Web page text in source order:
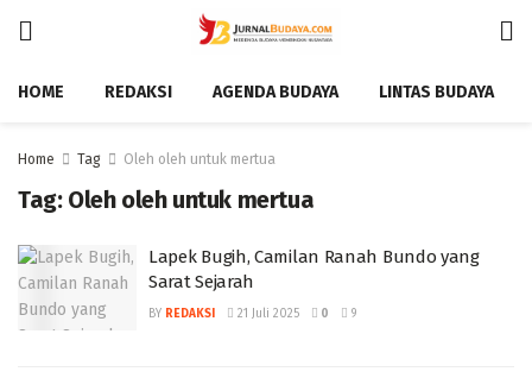
HOME REDAKSI AGENDA BUDAYA LINTAS BUDAYA
Home Tag Oleh oleh untuk mertua
Tag: Oleh oleh untuk mertua
Lapek Bugih, Camilan Ranah Bundo yang
Sarat Sejarah
BY REDAKSI 21 Juli 2025 0 9